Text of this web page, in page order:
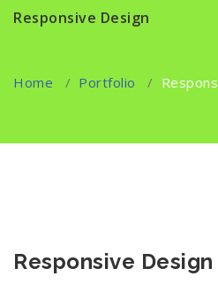
Responsive Design
Home / Portfolio /
Responsive Design